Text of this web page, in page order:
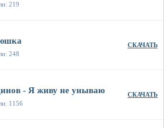
219
248
СКАЧАТЬ
- Я живу не унываю
1156
СКАЧАТЬ